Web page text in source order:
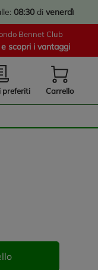
08:30 di venerdì
Bennet Club
scopri i vantaggi
preferiti Carrello